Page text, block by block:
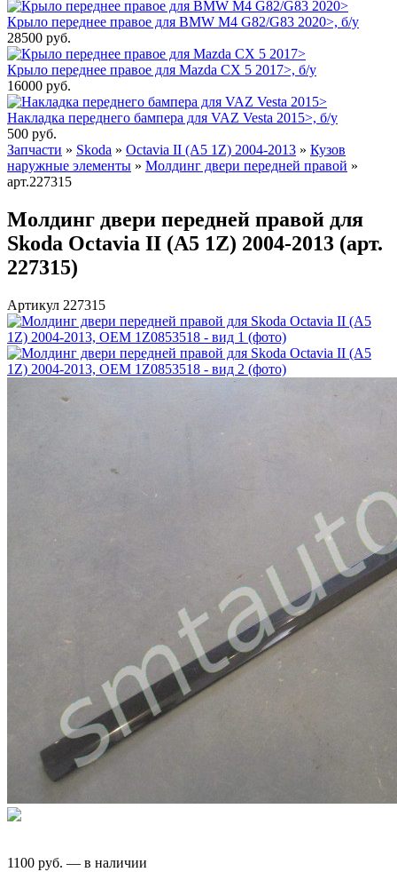
Крыло переднее правое для BMW M4 G82/G83 2020>, б/у
28500 руб.
Крыло переднее правое для Mazda CX 5 2017>, б/у
16000 руб.
Накладка переднего бампера для VAZ Vesta 2015>, б/у
500 руб.
Запчасти » Skoda » Octavia II (A5 1Z) 2004-2013 » Кузов
наружные элементы » Молдинг двери передней правой »
арт.227315
Молдинг двери передней правой для
Skoda Octavia II (A5 1Z) 2004-2013 (арт.
227315)
Артикул 227315
1100 руб. — в наличии